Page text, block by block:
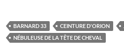
BARNARD 33 CEINTURE D'ORION
NÉBULEUSE DE LA TÊTE DE CHEVAL